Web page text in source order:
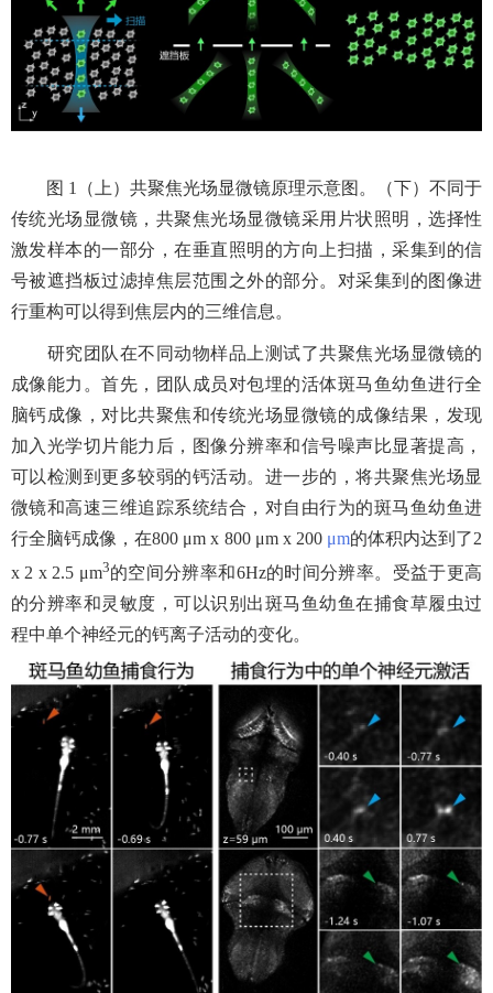
图 1
（上）共聚焦光场显微镜原理示意图。（下）不同于
传统光场显微镜，共聚焦光场显微镜采用片状照明，选择性
激发样本的一部分，在垂直照明的方向上扫描，采集到的信
号被遮挡板过滤掉焦层范围之外的部分。对采集到的图像进
行重构可以得到焦层内的三维信息。
研究团队在不同动物样品上测试了共聚焦光场显微镜的
成像能力。首先，团队成员对包埋的活体斑马鱼幼鱼进行全
脑钙成像，对比共聚焦和传统光场显微镜的成像结果，发现
加入光学切片能力后，图像分辨率和信号噪声比显著提高，
可以检测到更多较弱的钙活动。进一步的，将共聚焦光场显
微镜和高速三维追踪系统结合，对自由行为的斑马鱼幼鱼进
行全脑钙成像，在800 μm x 800 μm x 200 μm的体积内达到了2
x 2 x 2.5 μm3的空间分辨率和6Hz的时间分辨率。受益于更高
的分辨率和灵敏度，可以识别出斑马鱼幼鱼在捕食草履虫过
程中单个神经元的钙离子活动的变化。